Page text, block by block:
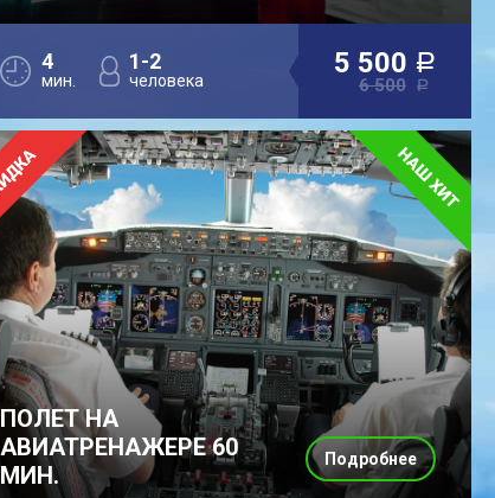
4
мин.
1-2
человека
5 500 a
6 500 a
ПОЛЕТ НА
АВИАТРЕНАЖЕРЕ 60
МИН.
Подробнее